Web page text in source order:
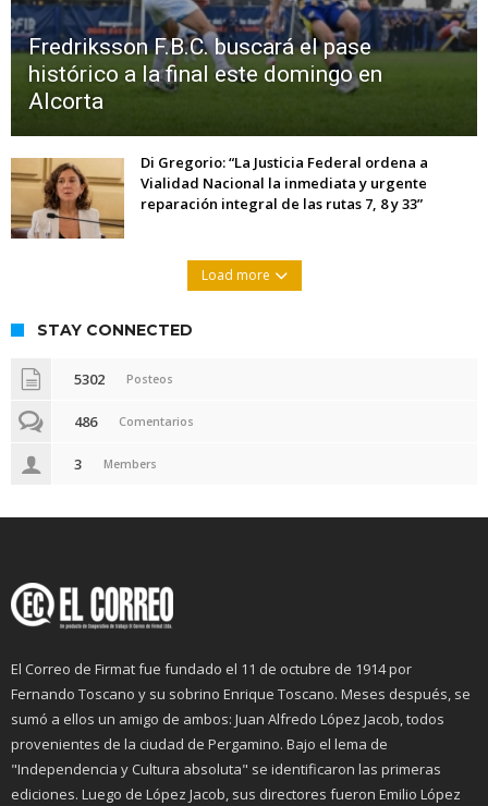
Fredriksson F.B.C. buscará el pase
histórico a la final este domingo en
Alcorta
Di Gregorio: “La Justicia Federal ordena a
Vialidad Nacional la inmediata y urgente
reparación integral de las rutas 7, 8 y 33”
Load more
STAY CONNECTED
5302 Posteos
486 Comentarios
3 Members
El Correo de Firmat fue fundado el 11 de octubre de 1914 por
Fernando Toscano y su sobrino Enrique Toscano. Meses después, se
sumó a ellos un amigo de ambos: Juan Alfredo López Jacob, todos
provenientes de la ciudad de Pergamino. Bajo el lema de
"Independencia y Cultura absoluta" se identificaron las primeras
ediciones. Luego de López Jacob, sus directores fueron Emilio López